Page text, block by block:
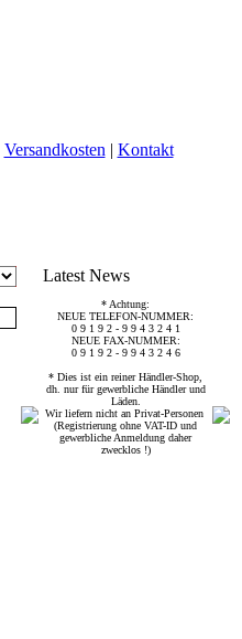
Versandkosten | Kontakt
Latest News
* Achtung:
NEUE TELEFON-NUMMER:
0 9 1 9 2 - 9 9 4 3 2 4 1
NEUE FAX-NUMMER:
0 9 1 9 2 - 9 9 4 3 2 4 6
* Dies ist ein reiner Händler-Shop,
dh. nur für gewerbliche Händler und
Läden.
Wir liefern nicht an Privat-Personen
(Registrierung ohne VAT-ID und
gewerbliche Anmeldung daher
zwecklos !)